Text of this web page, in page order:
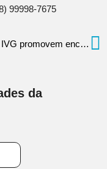
99998-7675
ACM e IVG promovem encontro virtual com médicos de Florianópolis nesta terça (18)
da